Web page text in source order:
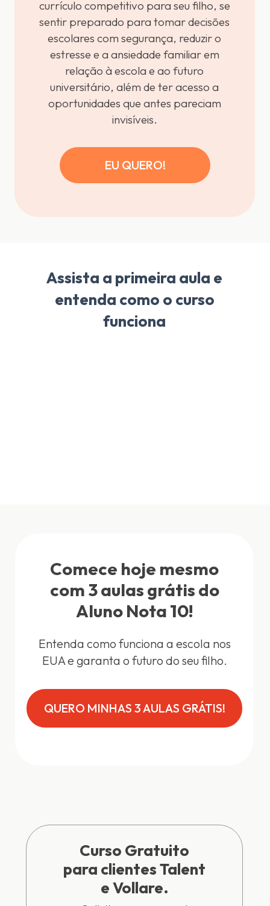
currículo competitivo para seu filho, se
sentir preparado para tomar decisões
escolares com segurança, reduzir o
estresse e a ansiedade familiar em
relação à escola e ao futuro
universitário, além de ter acesso a
oportunidades que antes pareciam
invisíveis.
EU QUERO!
Assista a primeira aula e
entenda como o curso
funciona
Comece hoje mesmo
com 3 aulas grátis do
Aluno Nota 10!
QUERO MINHAS 3 AULAS GRÁTIS!
Entenda como funciona a escola nos
EUA e garanta o futuro do seu filho.
Curso Gratuito
para clientes Talent
e Vollare.